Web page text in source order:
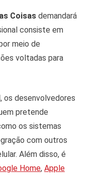
Coisas demandará
consiste em
meio de
voltadas para
os desenvolvedores
pretende
os sistemas
com outros
Além disso, é
Home, Apple